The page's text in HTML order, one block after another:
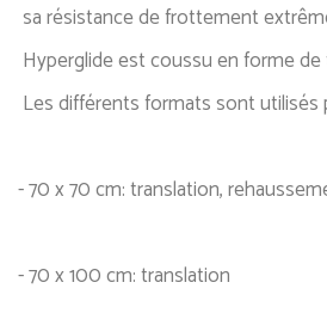
sa résistance de frottement
Hyperglide est coussu en forme de
Les différents formats sont utilisés
- 70 x 70 cm: translation,
- 70 x 100 cm: translation